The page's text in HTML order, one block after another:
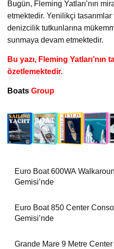
Bugün, Fleming Yatları’nın
etmektedir. Yenilikçi
denizcilik tutkunlarına
sunmaya devam etmektedir.
Bu yazı, Fleming Yatları’nın
özetlemektedir.
Boats Group
Euro Boat 600WA
Gemisi’nde
Euro Boat 850 Center
Gemisi’nde
Grande Mare 9 Metre Center